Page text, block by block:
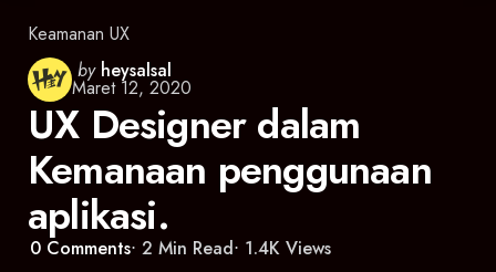
Keamanan UX
Posted
by
by heysalsal
Maret 12, 2020
UX Designer dalam
Kemanaan penggunaan
aplikasi.
0 Comments 2 Min Read 1.4K Views